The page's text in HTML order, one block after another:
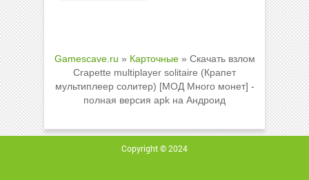
Gamescave.ru » Карточные» Скачать взлом
Crapette multiplayer solitaire (Крапет
мультиплеер солитер) [МОД Много монет] -
полная версия apk на Андроид
Copyright © 2024